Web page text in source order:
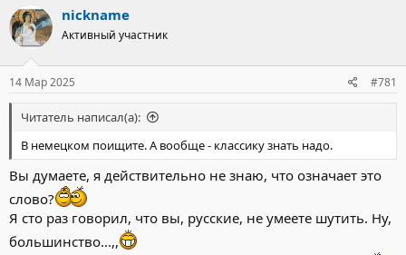
р
т
е
м
ы
н
а
ч
л
а
nickname
Активный участник
14 Мар 2025 #781
Читатель написал(а):
В немецком поищите. А вообще - классику знать надо.
Вы думаете, я действительно не знаю, что означает это
слово?
Я сто раз говорил, что вы, русские, не умеете шутить. Ну,
большинство...,,